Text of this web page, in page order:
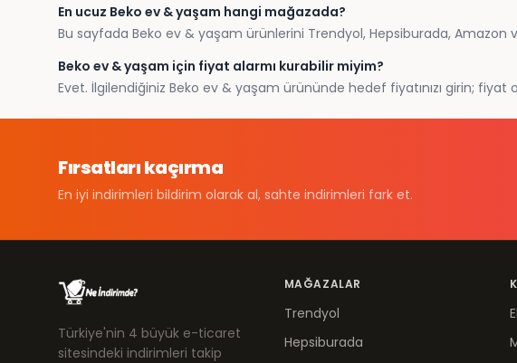
En ucuz Beko ev & yaşam hangi mağazada?
Bu sayfada Beko ev & yaşam ürünlerini Trendyol, Hepsiburada, Amazon
Beko ev & yaşam için fiyat alarmı kurabilir miyim?
Evet. İlgilendiğiniz Beko ev & yaşam ürününde hedef fiyatınızı girin;
Fırsatları kaçırma
En iyi indirimleri bildirim olarak al, sahte indirimleri fark et.
Türkiye'nin 4 büyük e-ticaret
sitesindeki indirimleri takip
MAĞAZALAR
Trendyol
Hepsiburada